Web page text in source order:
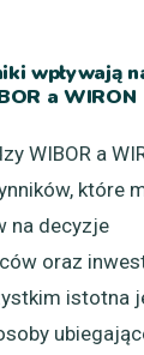
wpływają
a WIRON
WIBOR a
które
na decyzje
oraz
istotna